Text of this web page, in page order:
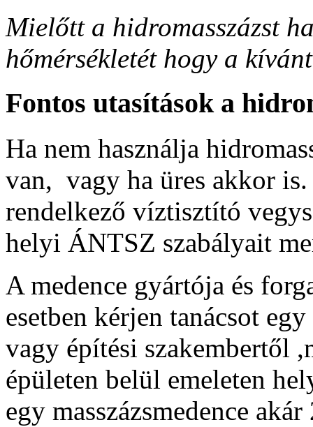
Mielőtt a hidromasszázst
hőmérsékletét hogy a
Fontos utasítások a
Ha nem használja
van, vagy ha üres akkor
rendelkező víztisztító
helyi ÁNTSZ szabályait
A medence gyártója és
esetben kérjen tanácsot
vagy építési szakembertől
épületen belül emeleten
egy masszázsmedence